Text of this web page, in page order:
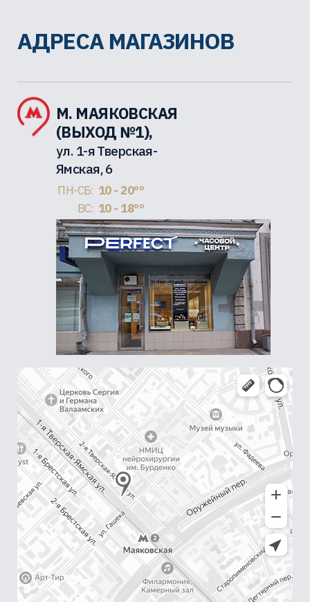
АДРЕСА МАГАЗИНОВ
М. МАЯКОВСКАЯ
(ВЫХОД №1),
ул. 1-я Тверская-
Ямская, 6
ПН-СБ: 10 - 20ºº
ВС: 10 - 18ºº